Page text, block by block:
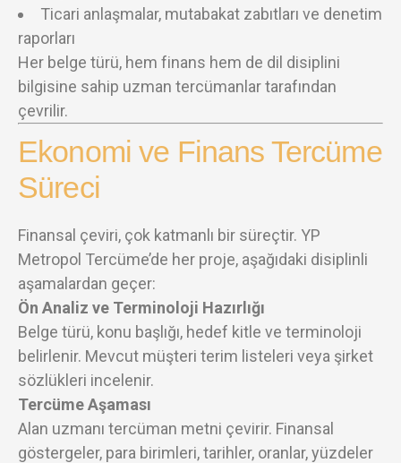
Ticari anlaşmalar, mutabakat zabıtları ve denetim
raporları
Her belge türü, hem finans hem de dil disiplini
bilgisine sahip uzman tercümanlar tarafından
çevrilir.
Ekonomi ve Finans Tercüme
Süreci
Finansal çeviri, çok katmanlı bir süreçtir. YP
Metropol Tercüme’de her proje, aşağıdaki disiplinli
aşamalardan geçer:
Ön Analiz ve Terminoloji Hazırlığı
Belge türü, konu başlığı, hedef kitle ve terminoloji
belirlenir. Mevcut müşteri terim listeleri veya şirket
sözlükleri incelenir.
Tercüme Aşaması
Alan uzmanı tercüman metni çevirir. Finansal
göstergeler, para birimleri, tarihler, oranlar, yüzdeler